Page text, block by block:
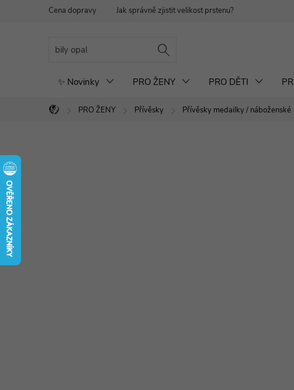
Cena dopravy Jak správně zjistit velikost prstenu?
✨ Novinky PRO ŽENY PRO DĚTI
Domů
PRO ŽENY Přívěsky Přívěsky medailky / náboženské